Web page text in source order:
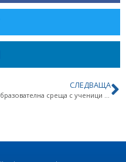
СЛЕДВАЩА
Образователна среща с ученици от ППМГ „Акад. Иван Ценов“ – Враца,